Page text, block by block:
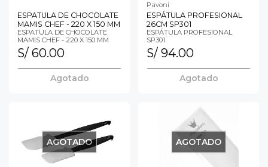
ESPATULA DE CHOCOLATE
MAMIS CHEF - 220 X 150 MM
ESPATULA DE CHOCOLATE
MAMIS CHEF - 220 X 150 MM
S/ 60.00
Agotado
Pavoni
ESPÁTULA PROFESIONAL
26CM SP301
ESPÁTULA PROFESIONAL
SP301
S/ 94.00
Agotado
AGOTADO AGOTADO